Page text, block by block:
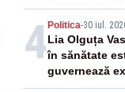
4Politica-30 iul.
Lia Olguța
în sănătate
guvernează